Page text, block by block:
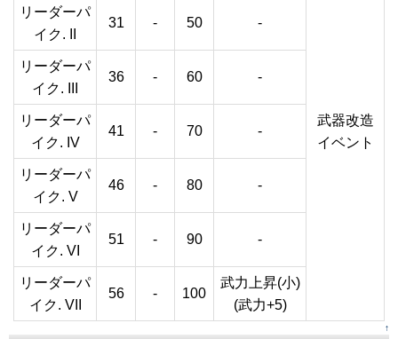
武器改造
イベント
リーダーパ
イク. II
31 - 50 -
リーダーパ
イク. III
36 - 60 -
リーダーパ
イク. IV
41 - 70 -
リーダーパ
イク. V
46 - 80 -
リーダーパ
イク. VI
51 - 90 -
リーダーパ
イク. VII
56 - 100
武力上昇(小)
(武力+5)
↑